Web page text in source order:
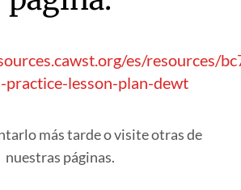
es/resources/
practice-lesson-plan-dewt
más tarde o visite otras de
nuestras páginas.